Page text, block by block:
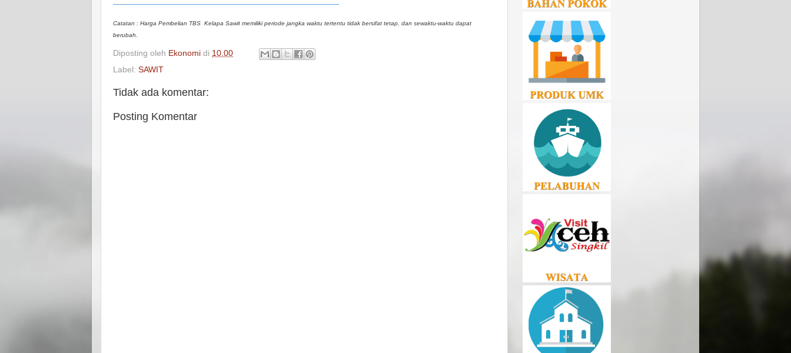
Catatan : Harga Pembelian TBS Kelapa Sawit memiliki periode jangka waktu tertentu tidak bersifat tetap, dan sewaktu-waktu dapat
berubah.
Diposting oleh Ekonomi di 10.00
Label: SAWIT
Tidak ada komentar:
Posting Komentar